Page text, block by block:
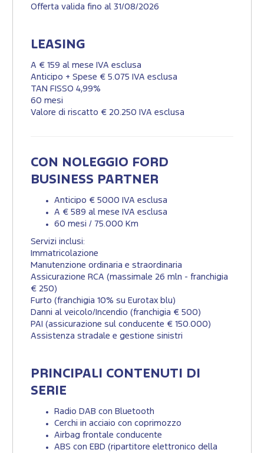
Offerta valida fino al 31/08/2026
LEASING
A € 159 al mese IVA esclusa
Anticipo + Spese € 5.075 IVA esclusa
TAN FISSO 4,99%
60 mesi
Valore di riscatto € 20.250 IVA esclusa
CON NOLEGGIO FORD
BUSINESS PARTNER
Anticipo € 5000 IVA esclusa
A € 589 al mese IVA esclusa
60 mesi / 75.000 Km
Servizi inclusi:
Immatricolazione
Manutenzione ordinaria e straordinaria
Assicurazione RCA (massimale 26 mln - franchigia
€ 250)
Furto (franchigia 10% su Eurotax blu)
Danni al veicolo/Incendio (franchigia € 500)
PAI (assicurazione sul conducente € 150.000)
Assistenza stradale e gestione sinistri
PRINCIPALI CONTENUTI DI
SERIE
Radio DAB con Bluetooth
Cerchi in acciaio con coprimozzo
Airbag frontale conducente
ABS con EBD (ripartitore elettronico della